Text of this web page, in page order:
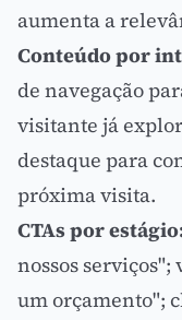
aumenta a
Conteúdo por
de navegação
visitante já
destaque para
próxima visita.
CTAs por
nossos
um orçamento";